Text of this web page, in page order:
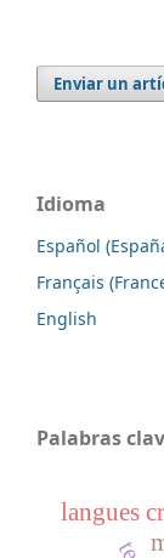
Enviar un
Idioma
Español
Français
English
Palabras
langues